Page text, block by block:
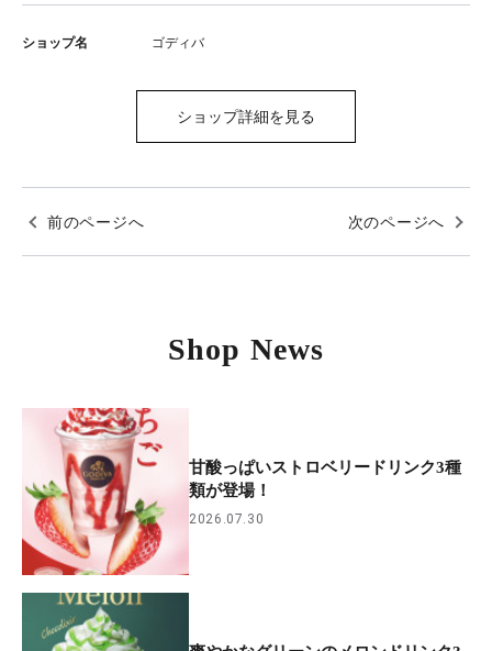
ショップ名 ゴディバ
ショップ詳細を見る
前のページへ 次のページへ
Shop News
甘酸っぱいストロベリードリンク3種
類が登場！
2026.07.30